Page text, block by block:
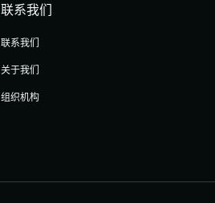
联系我们
联系我们
关于我们
组织机构